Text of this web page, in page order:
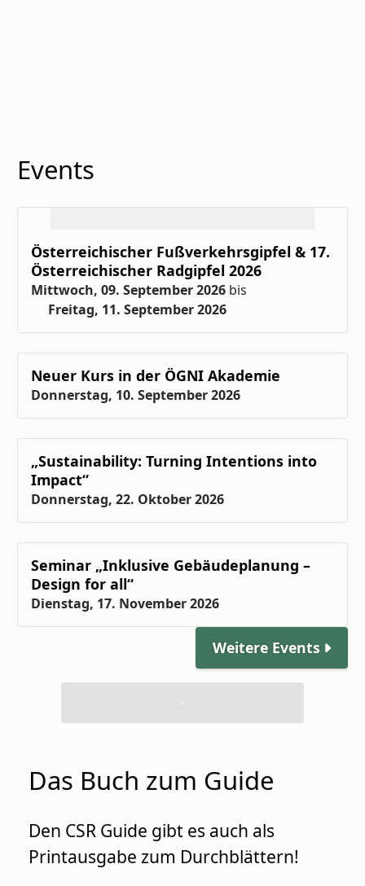
Events
Österreichischer Fußverkehrsgipfel & 17.
Österreichischer Radgipfel 2026
Mittwoch, 09. September 2026 bis
Freitag, 11. September 2026
Neuer Kurs in der ÖGNI Akademie
Donnerstag, 10. September 2026
„Sustainability: Turning Intentions into
Impact“
Donnerstag, 22. Oktober 2026
Seminar „Inklusive Gebäudeplanung –
Design for all“
Dienstag, 17. November 2026
Weitere Events
Das Buch zum Guide
Den CSR Guide gibt es auch als
Printausgabe zum Durchblättern!